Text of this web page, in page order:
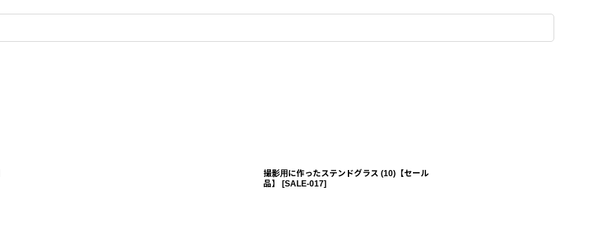
撮影用に作ったステンドグラス (10)【セール
品】
[SALE-017]